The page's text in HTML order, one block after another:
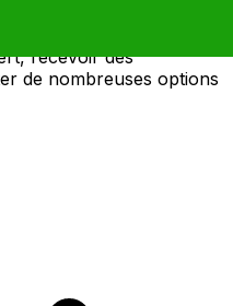
recevoir des
de nombreuses options